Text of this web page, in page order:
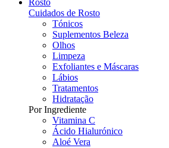
Rosto
Cuidados de Rosto
Tónicos
Suplementos Beleza
Olhos
Limpeza
Exfoliantes e Máscaras
Lábios
Tratamentos
Hidratação
Por Ingrediente
Vitamina C
Ácido Hialurónico
Aloé Vera